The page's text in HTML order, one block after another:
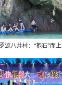
罗源八井村：“抱石”而上